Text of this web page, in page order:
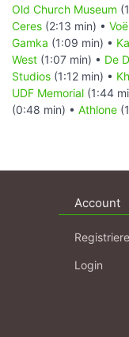
Old Church Museum
Ceres (2:13 min) •
Gamka (1:09 min) •
West (1:07 min) • De
Studios (1:12 min) •
UDF Memorial (1:44
(0:48 min) • Athlone
Account
Login